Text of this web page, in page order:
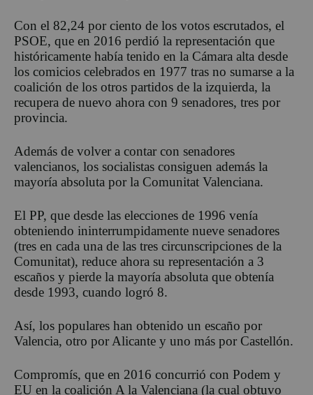
Con el 82,24 por ciento de los votos escrutados, el
PSOE, que en 2016 perdió la representación que
históricamente había tenido en la Cámara alta desde
los comicios celebrados en 1977 tras no sumarse a la
coalición de los otros partidos de la izquierda, la
recupera de nuevo ahora con 9 senadores, tres por
provincia.
Además de volver a contar con senadores
valencianos, los socialistas consiguen además la
mayoría absoluta por la Comunitat Valenciana.
El PP, que desde las elecciones de 1996 venía
obteniendo ininterrumpidamente nueve senadores
(tres en cada una de las tres circunscripciones de la
Comunitat), reduce ahora su representación a 3
escaños y pierde la mayoría absoluta que obtenía
desde 1993, cuando logró 8.
Así, los populares han obtenido un escaño por
Valencia, otro por Alicante y uno más por Castellón.
Compromís, que en 2016 concurrió con Podem y
EU en la coalición A la Valenciana (la cual obtuvo